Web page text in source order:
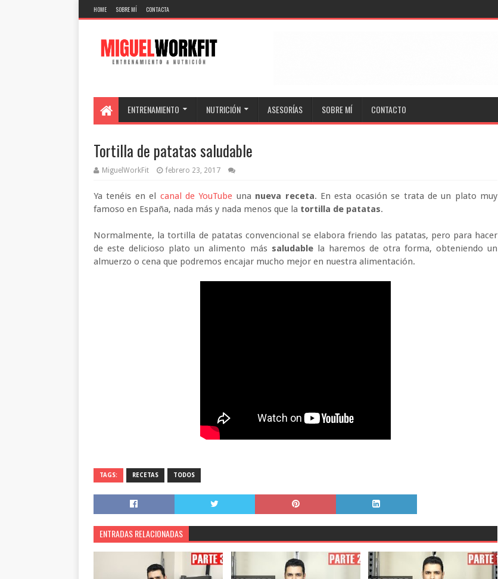
HOME SOBRE MÍ CONTACTA
ENTRENAMIENTO NUTRICIÓN ASESORÍAS SOBRE MÍ CONTACTO
Tortilla de patatas saludable
MiguelWorkFit febrero 23, 2017
Ya tenéis en el canal de YouTube una nueva receta. En esta ocasión se trata de un plato muy
famoso en España, nada más y nada menos que la tortilla de patatas.
Normalmente, la tortilla de patatas convencional se elabora friendo las patatas, pero para hacer
de este delicioso plato un alimento más saludable la haremos de otra forma, obteniendo un
almuerzo o cena que podremos encajar mucho mejor en nuestra alimentación.
TAGS: RECETAS TODOS
ENTRADAS RELACIONADAS